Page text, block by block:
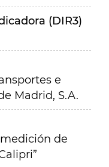
(DIR3)
e
Madrid, S.A.
de